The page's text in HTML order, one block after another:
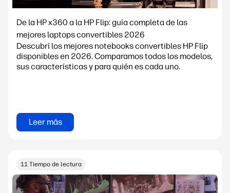
De la HP x360 a la HP Flip: guía completa de las
mejores laptops convertibles 2026
Descubrí los mejores notebooks convertibles HP Flip
disponibles en 2026. Comparamos todos los modelos,
sus características y para quién es cada uno.
Leer más
11 Tiempo de lectura